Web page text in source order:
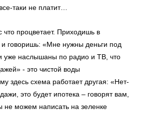
таки не платит…
что процветает. Приходишь в
и говоришь: «Мне нужны деньги под
уже наслышаны по радио и ТВ, что
- это чистой воды
здесь схема работает другая: «Нет-
это будет ипотека – говорят вам,
не можем написать на зеленке